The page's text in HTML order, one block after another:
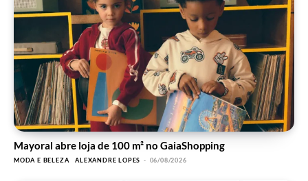
Mayoral abre loja de 100 m² no GaiaShopping
MODA E BELEZA ALEXANDRE LOPES - 06/08/2026